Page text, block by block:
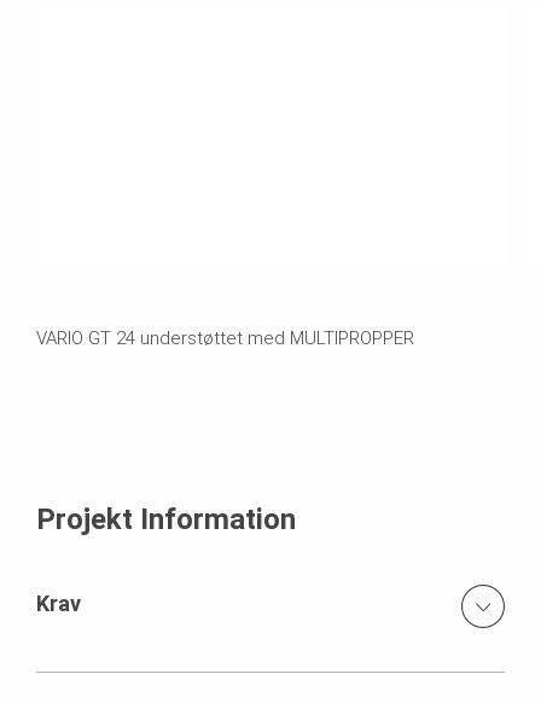
VARIO GT 24 understøttet med MULTIPROPPER
Projekt Information
Krav